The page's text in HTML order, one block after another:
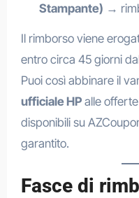
Stampante) →
Il rimborso viene
entro circa 45 giorni
Puoi così abbinare il
ufficiale HPalle
disponibili su
garantito.
Fasce di